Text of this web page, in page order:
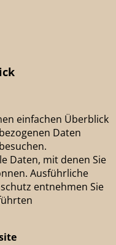
einfachen Überblick
Daten
Daten, mit denen Sie
Ausführliche
entnehmen Sie